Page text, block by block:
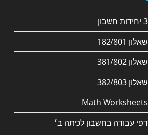
3 יחידות חשבון
שאלון 182/801
שאלון 381/802
שאלון 382/803
Math Worksheets
דפי עבודה בחשבון לכיתה ב׳